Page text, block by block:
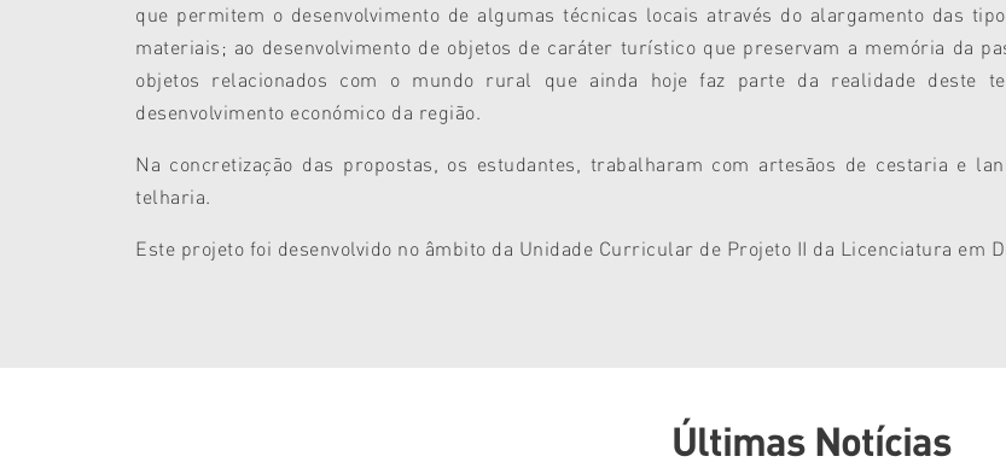
que permitem o desenvolvimento de algumas técnicas locais através do alargamento das
materiais; ao desenvolvimento de objetos de caráter turístico que preservam a memória da
objetos relacionados com o mundo rural que ainda hoje faz parte da realidade deste
desenvolvimento económico da região.
Na concretização das propostas, os estudantes, trabalharam com artesãos de cestaria e
telharia.
Este projeto foi desenvolvido no âmbito da Unidade Curricular de Projeto II da Licenciatura em
Últimas Notícias